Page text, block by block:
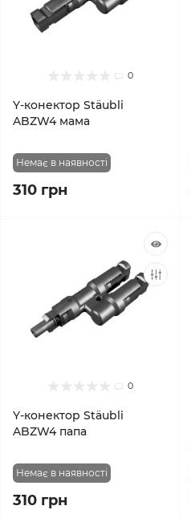
0
Y-конектор Stäubli
ABZW4 мама
Немає в наявності
310 грн
0
Y-конектор Stäubli
ABZW4 папа
Немає в наявності
310 грн